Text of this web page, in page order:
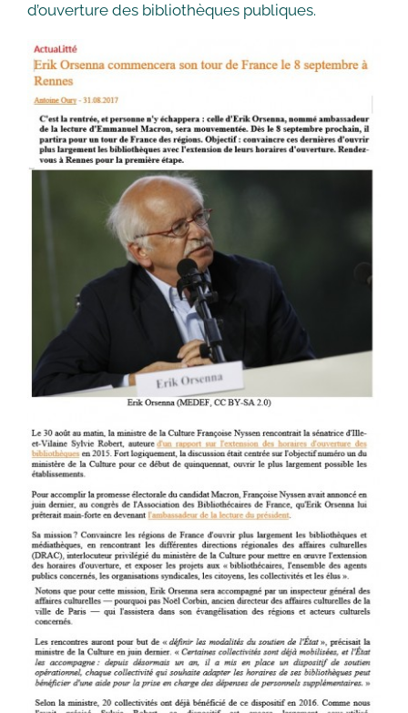
d’ouverture des bibliothèques publiques.